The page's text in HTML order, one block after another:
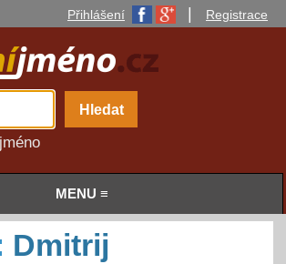
Přihlášení Registrace
jméno
MENU ≡
Dmitrij